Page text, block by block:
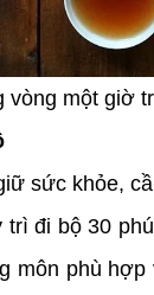
vòng một giờ
sức khỏe,
đi bộ 30
môn phù